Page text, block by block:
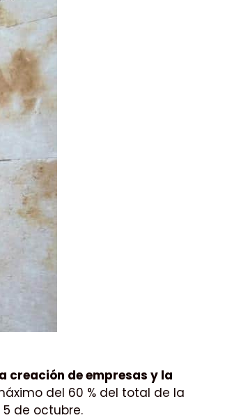
creación de empresas y la
del 60 % del total de la
de octubre.